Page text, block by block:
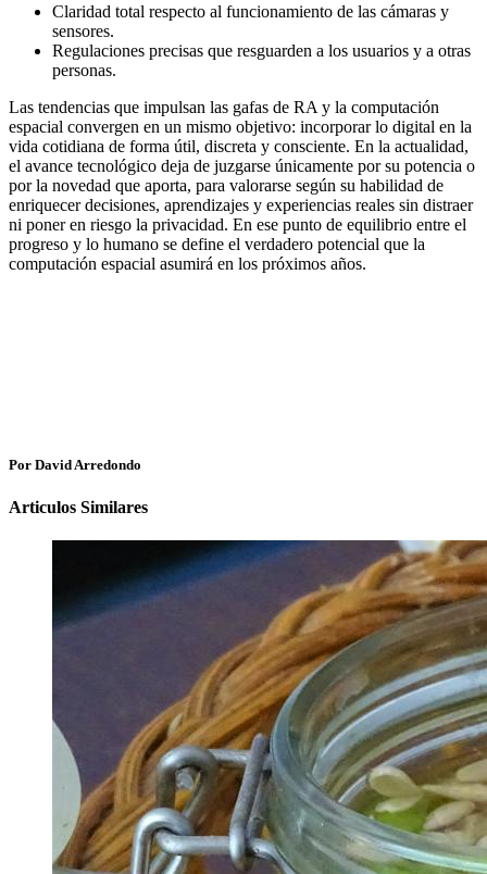
Claridad total respecto al funcionamiento de las cámaras y
sensores.
Regulaciones precisas que resguarden a los usuarios y a otras
personas.
Las tendencias que impulsan las gafas de RA y la computación
espacial convergen en un mismo objetivo: incorporar lo digital en la
vida cotidiana de forma útil, discreta y consciente. En la actualidad,
el avance tecnológico deja de juzgarse únicamente por su potencia o
por la novedad que aporta, para valorarse según su habilidad de
enriquecer decisiones, aprendizajes y experiencias reales sin distraer
ni poner en riesgo la privacidad. En ese punto de equilibrio entre el
progreso y lo humano se define el verdadero potencial que la
computación espacial asumirá en los próximos años.
Por David Arredondo
Articulos Similares